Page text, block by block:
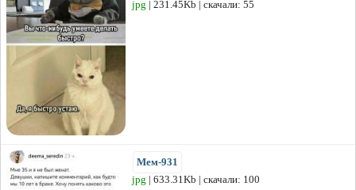
jpg | 231.45Kb | скачали: 55
Мем-931
jpg | 633.31Kb | скачали: 100